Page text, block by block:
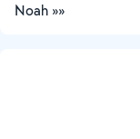
Noah »»